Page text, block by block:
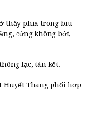
thấy phía trong bìu
cứng không bớt,
lạc, tán kết.
Huyết Thang phối hợp